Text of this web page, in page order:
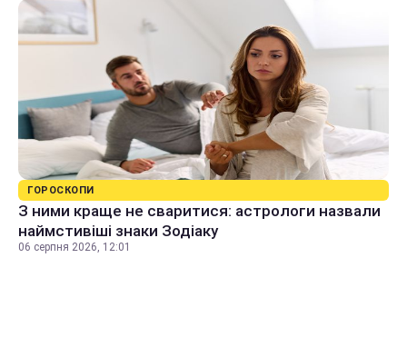
ГОРОСКОПИ
З ними краще не сваритися: астрологи назвали
наймстивіші знаки Зодіаку
06 серпня 2026, 12:01